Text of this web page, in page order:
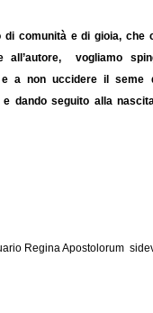
di comunità e di gioia, che
all’autore, vogliamo
a non uccidere il seme
dando seguito alla
Regina Apostolorum